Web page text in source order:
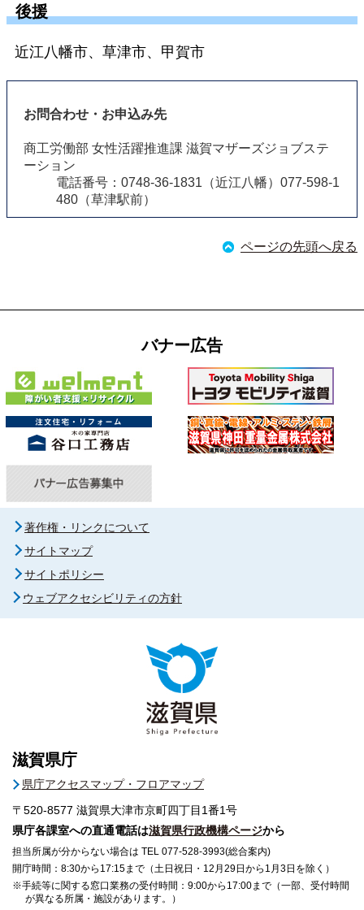
後援
近江八幡市、草津市、甲賀市
お問合わせ・お申込み先
商工労働部 女性活躍推進課 滋賀マザーズジョブステ
ーション
電話番号：0748-36-1831（近江八幡）077-598-1
480（草津駅前）
ページの先頭へ戻る
バナー広告
著作権・リンクについて
サイトマップ
サイトポリシー
ウェブアクセシビリティの方針
滋賀県庁
県庁アクセスマップ・フロアマップ
〒520-8577 滋賀県大津市京町四丁目1番1号
県庁各課室への直通電話は滋賀県行政機構ページから
担当所属が分からない場合は TEL 077-528-3993(総合案内)
開庁時間：8:30から17:15まで（土日祝日・12月29日から1月3日を除く）
※手続等に関する窓口業務の受付時間：9:00から17:00まで（一部、受付時間
が異なる所属・施設があります。）